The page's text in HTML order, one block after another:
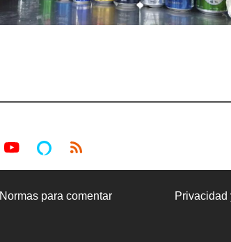
Normas para comentar Privacidad